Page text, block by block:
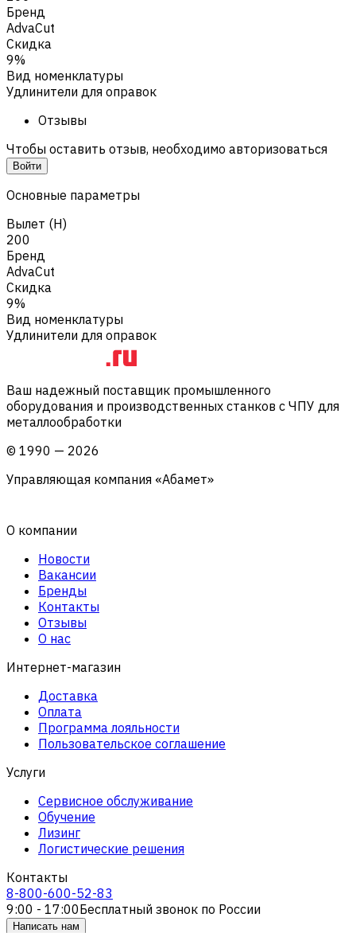
Бренд
AdvaCut
Скидка
9%
Вид номенклатуры
Удлинители для оправок
Отзывы
Чтобы оставить отзыв, необходимо авторизоваться
Войти
Основные параметры
Вылет (H)
200
Бренд
AdvaCut
Скидка
9%
Вид номенклатуры
Удлинители для оправок
Ваш надежный поставщик промышленного
оборудования и производственных станков с ЧПУ для
металлообработки
© 1990 — 2026
Управляющая компания «Абамет»
О компании
Новости
Вакансии
Бренды
Контакты
Отзывы
О нас
Интернет-магазин
Доставка
Оплата
Программа лояльности
Пользовательское соглашение
Услуги
Сервисное обслуживание
Обучение
Лизинг
Логистические решения
Контакты
8-800-600-52-83
9:00 - 17:00Бесплатный звонок по России
Написать нам